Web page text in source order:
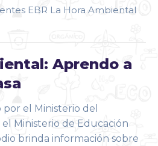
EBR La Hora Ambiental
Aprendo a
el Ministerio del
Ministerio de Educación
brinda información sobre